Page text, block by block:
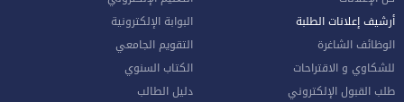
أرشيف إعلانات الطلبة
الوظائف الشاغرة
للشكاوي و الاقتراحات
طلب القبول الإلكتروني
البوابة الإلكترونية
التقويم الجامعي
الكتاب السنوي
دليل الطالب